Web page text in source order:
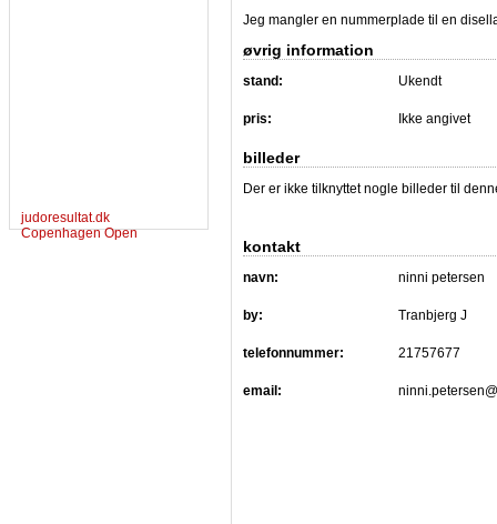
judoresultat.dk
Copenhagen Open
Jeg mangler en nummerplade til en
øvrig information
stand: Ukendt
pris: Ikke angivet
billeder
Der er ikke tilknyttet nogle billeder til
kontakt
navn: ninni petersen
by: Tranbjerg J
telefonnummer: 21757677
email: